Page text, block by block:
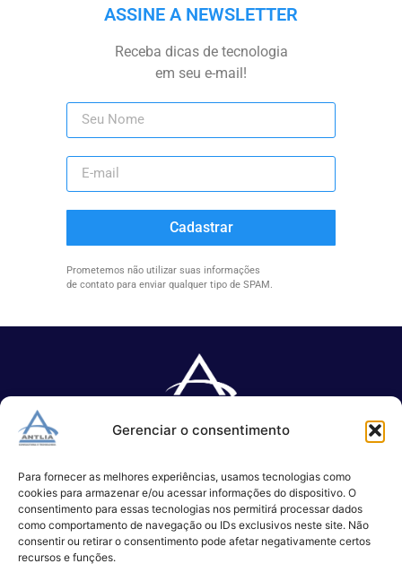
Gerenciar o consentimento
Para fornecer as melhores experiências, usamos tecnologias como
cookies para armazenar e/ou acessar informações do dispositivo. O
consentimento para essas tecnologias nos permitirá processar dados
como comportamento de navegação ou IDs exclusivos neste site. Não
consentir ou retirar o consentimento pode afetar negativamente certos
recursos e funções.
ASSINE A NEWSLETTER
Receba dicas de tecnologia
em seu e-mail!
Cadastrar
Prometemos não utilizar suas informações
de contato para enviar qualquer tipo de SPAM.
TI.
(11) 3017-0999